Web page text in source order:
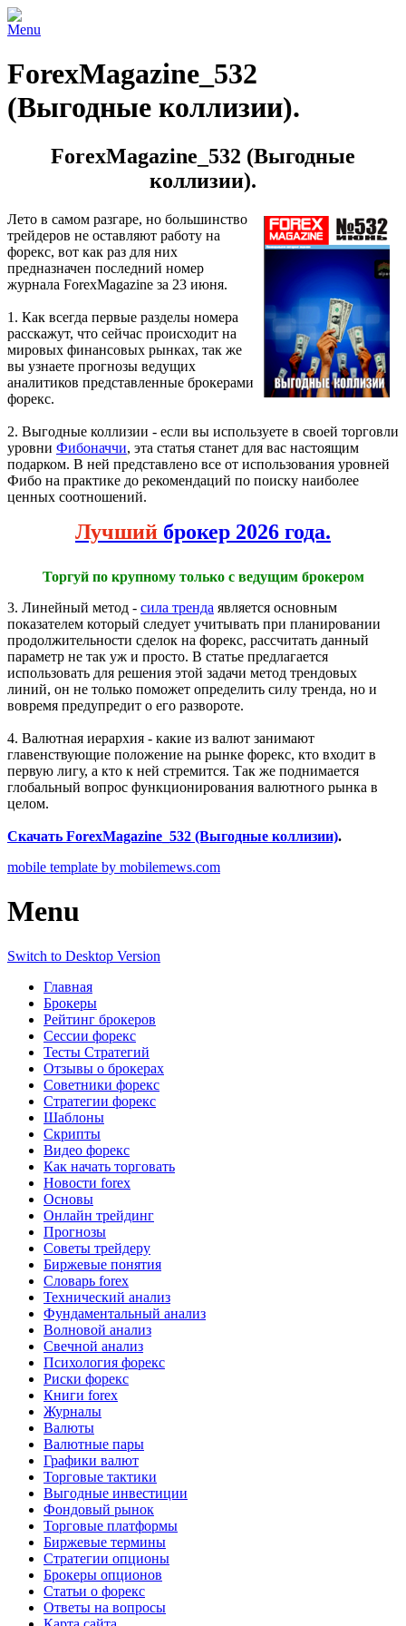
Menu
ForexMagazine_532
(Выгодные коллизии).
ForexMagazine_532 (Выгодные
коллизии).
Лето в самом разгаре, но большинство
трейдеров не оставляют работу на
форекс, вот как раз для них
предназначен последний номер
журнала ForexMagazine за 23 июня.
1. Как всегда первые разделы номера
расскажут, что сейчас происходит на
мировых финансовых рынках, так же
вы узнаете прогнозы ведущих
аналитиков представленные брокерами
форекс.
2. Выгодные коллизии - если вы используете в своей торговли
уровни Фибоначчи, эта статья станет для вас настоящим
подарком. В ней представлено все от использования уровней
Фибо на практике до рекомендаций по поиску наиболее
ценных соотношений.
Лучший брокер 2026 года.
Торгуй по крупному только с ведущим брокером
3. Линейный метод - сила тренда является основным
показателем который следует учитывать при планировании
продолжительности сделок на форекс, рассчитать данный
параметр не так уж и просто. В статье предлагается
использовать для решения этой задачи метод трендовых
линий, он не только поможет определить силу тренда, но и
вовремя предупредит о его развороте.
4. Валютная иерархия - какие из валют занимают
главенствующие положение на рынке форекс, кто входит в
первую лигу, а кто к ней стремится. Так же поднимается
глобальный вопрос функционирования валютного рынка в
целом.
Скачать ForexMagazine_532 (Выгодные коллизии).
mobile template by mobilemews.com
Menu
Switch to Desktop Version
Главная
Брокеры
Рейтинг брокеров
Сессии форекс
Тесты Стратегий
Отзывы о брокерах
Советники форекс
Стратегии форекс
Шаблоны
Скрипты
Видео форекс
Как начать торговать
Новости forex
Основы
Онлайн трейдинг
Прогнозы
Советы трейдеру
Биржевые понятия
Словарь forex
Технический анализ
Фундаментальный анализ
Волновой анализ
Свечной анализ
Психология форекс
Риски форекс
Книги forex
Журналы
Валюты
Валютные пары
Графики валют
Торговые тактики
Выгодные инвестиции
Фондовый рынок
Торговые платформы
Биржевые термины
Стратегии опционы
Брокеры опционов
Статьи о форекс
Ответы на вопросы